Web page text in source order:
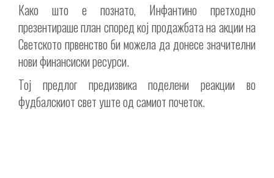
Како што е познато, Инфантино претходно
презентираше план според кој продажбата на акции на
Светското првенство би можела да донесе значителни
нови финансиски ресурси.
Тој предлог предизвика поделени реакции во
фудбалскиот свет уште од самиот почеток.